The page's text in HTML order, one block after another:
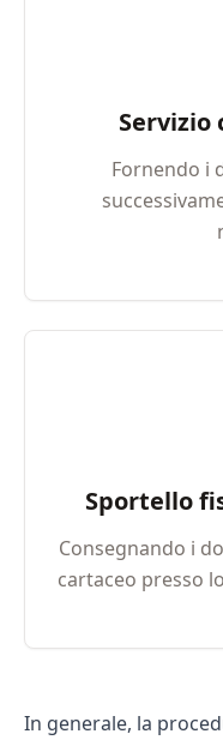
Fornendo i
Sportello
Consegnando i
cartaceo presso
In generale, la